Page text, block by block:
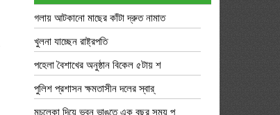
গলায় আটকানো মাছের কাঁটা দ্রুত নামাত
খুলনা যাচ্ছেন রাষ্ট্রপতি
পহেলা বৈশাখের অনুষ্ঠান বিকেল ৫টায় শ
পুলিশ প্রশাসন ক্ষমতাসীন দলের স্বার্
মুচলেকা দিয়ে ভবন ভাঙতে এক বছর সময় প